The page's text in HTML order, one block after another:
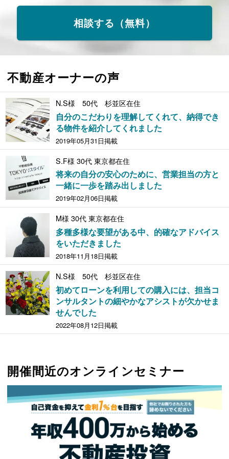
相談する（無料）
不動産オーナーの声
N.S様 50代 杉並区在住
自分のこだわりを理解してくれて、納得でき
る物件を紹介してくれました
2019年05月31日掲載
S.F様 30代 東京都在住
将来の自分の安心のために、営業担当の方と
一緒に一歩を踏み出しました
2019年02月06日掲載
M様 30代 東京都在住
多種多様な要望がある中、的確なアドバイス
をいただきました
2018年11月18日掲載
N.S様 50代 杉並区在住
初めてローンを利用しての購入には、担当コ
ンサルタントの細やかなアシストが欠かせま
せんでした
2022年08月12日掲載
開催間近のオンラインセミナー